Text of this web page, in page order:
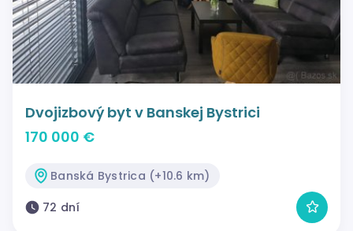
Dvojizbový byt v Banskej Bystrici
170 000 €
Banská Bystrica (+10.6 km)
72 dní